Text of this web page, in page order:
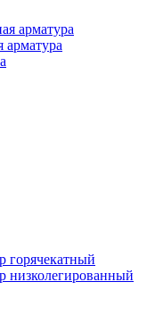
арматура
арматура
горячекатный
низколегированный